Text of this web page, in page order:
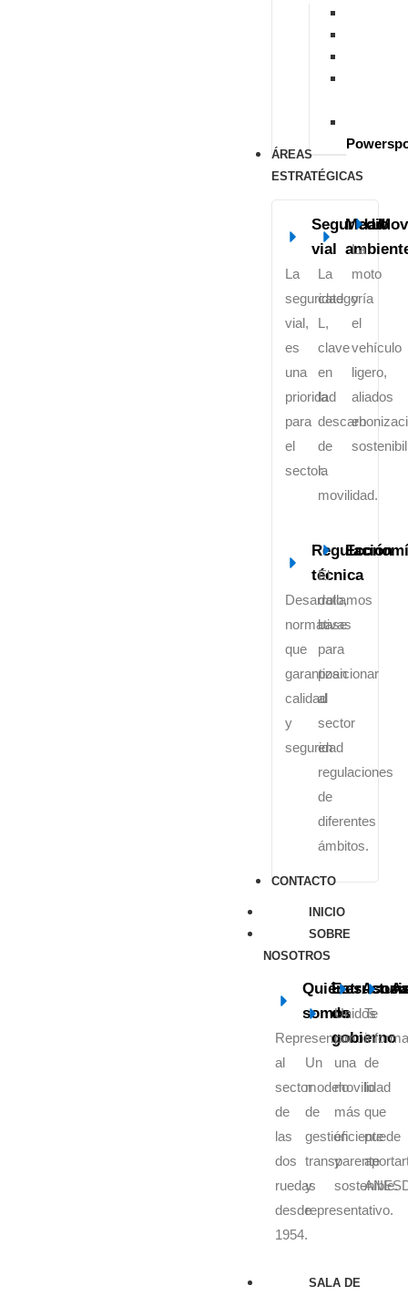
ÁREAS
ESTRATÉGICAS
Seguridad
vial
La
seguridad
vial,
es
una
prioridad
para
el
sector.
Medio
La
categoría
L,
clave
en
la
de
la
movilidad.
La
moto
y
el
vehículo
ligero,
aliados
en
Regulación
técnica
Desarrollamos
normativas
que
garantizan
calidad
y
seguridad
El
dato,
base
para
posicionar
al
sector
en
regulaciones
de
diferentes
ámbitos.
CONTACTO
INICIO
SOBRE
NOSOTROS
Quiénes
somos
Representamos
al
sector
de
las
dos
ruedas
desde
1954.
Estructura
de
gobierno
Un
modelo
de
gestión
transparente
y
representativo.
Unidos
por
una
movilidad
más
eficiente
y
sostenible.
Te
de
lo
que
puede
SALA DE